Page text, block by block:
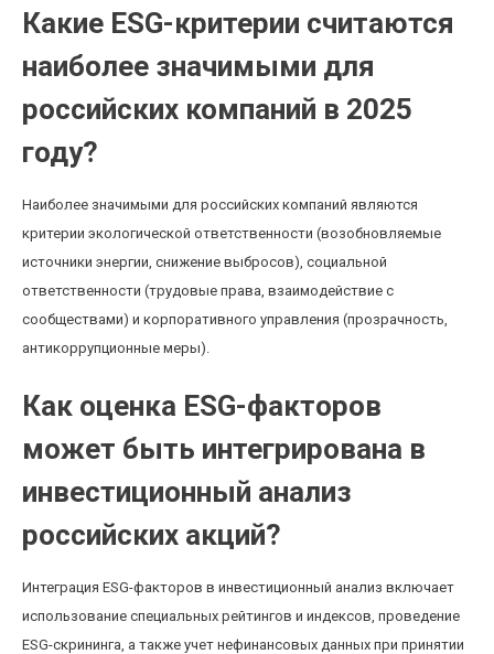
Какие ESG-критерии считаются
наиболее значимыми для
российских компаний в 2025
году?
Наиболее значимыми для российских компаний являются
критерии экологической ответственности (возобновляемые
источники энергии, снижение выбросов), социальной
ответственности (трудовые права, взаимодействие с
сообществами) и корпоративного управления (прозрачность,
антикоррупционные меры).
Как оценка ESG-факторов
может быть интегрирована в
инвестиционный анализ
российских акций?
Интеграция ESG-факторов в инвестиционный анализ включает
использование специальных рейтингов и индексов, проведение
ESG-скрининга, а также учет нефинансовых данных при принятии